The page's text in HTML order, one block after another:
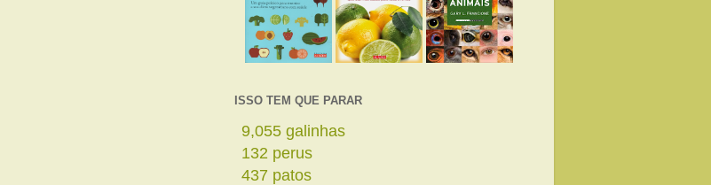
ISSO TEM QUE PARAR
11,088 galinhas
161 perus
535 patos